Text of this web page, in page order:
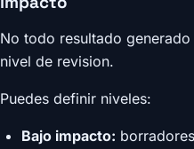
No todo resultado
nivel de revision.
Puedes definir niveles:
Bajo impacto: